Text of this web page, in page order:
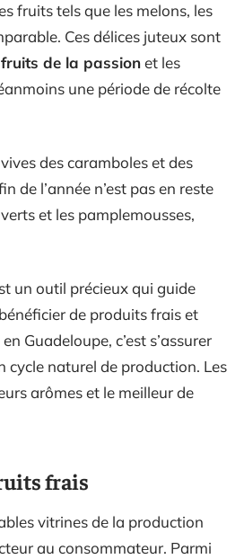
fruits tels que les melons, les
Ces délices juteux sont
fruits de la passionet les
une période de récolte
des caramboles et des
de l’année n’est pas en reste
et les pamplemousses,
un outil précieux qui guide
de produits frais et
Guadeloupe, c’est s’assurer
cycle naturel de production. Les
arômes et le meilleur de
frais
vitrines de la production
au consommateur. Parmi